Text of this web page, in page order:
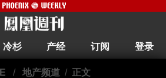
冷杉 产经 订阅 登录
/ 地产频道 / 正文